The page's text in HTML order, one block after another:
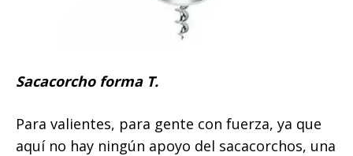
Sacacorcho forma T.
Para valientes, para gente con fuerza, ya que
aquí no hay ningún apoyo del sacacorchos, una